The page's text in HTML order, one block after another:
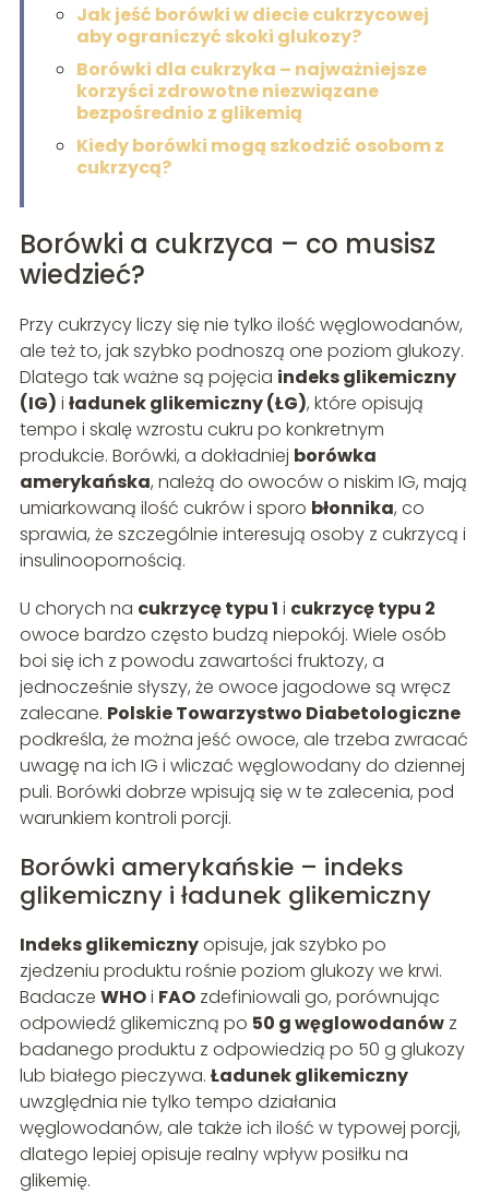
Jak jeść borówki w diecie cukrzycowej
aby ograniczyć skoki glukozy?
Borówki dla cukrzyka – najważniejsze
korzyści zdrowotne niezwiązane
bezpośrednio z glikemią
Kiedy borówki mogą szkodzić osobom z
cukrzycą?
Borówki a cukrzyca – co musisz
wiedzieć?
Przy cukrzycy liczy się nie tylko ilość węglowodanów,
ale też to, jak szybko podnoszą one poziom glukozy.
Dlatego tak ważne są pojęcia indeks glikemiczny
(IG) i ładunek glikemiczny (ŁG), które opisują
tempo i skalę wzrostu cukru po konkretnym
produkcie. Borówki, a dokładniej borówka
amerykańska, należą do owoców o niskim IG, mają
umiarkowaną ilość cukrów i sporo błonnika, co
sprawia, że szczególnie interesują osoby z cukrzycą i
insulinoopornością.
U chorych na cukrzycę typu 1 i cukrzycę typu 2
owoce bardzo często budzą niepokój. Wiele osób
boi się ich z powodu zawartości fruktozy, a
jednocześnie słyszy, że owoce jagodowe są wręcz
zalecane. Polskie Towarzystwo Diabetologiczne
podkreśla, że można jeść owoce, ale trzeba zwracać
uwagę na ich IG i wliczać węglowodany do dziennej
puli. Borówki dobrze wpisują się w te zalecenia, pod
warunkiem kontroli porcji.
Borówki amerykańskie – indeks
glikemiczny i ładunek glikemiczny
Indeks glikemicznyopisuje, jak szybko po
zjedzeniu produktu rośnie poziom glukozy we krwi.
Badacze WHOi FAOzdefiniowali go, porównując
odpowiedź glikemiczną po 50 g węglowodanówz
badanego produktu z odpowiedzią po 50 g glukozy
lub białego pieczywa. Ładunek glikemiczny
uwzględnia nie tylko tempo działania
węglowodanów, ale także ich ilość w typowej porcji,
dlatego lepiej opisuje realny wpływ posiłku na
glikemię.